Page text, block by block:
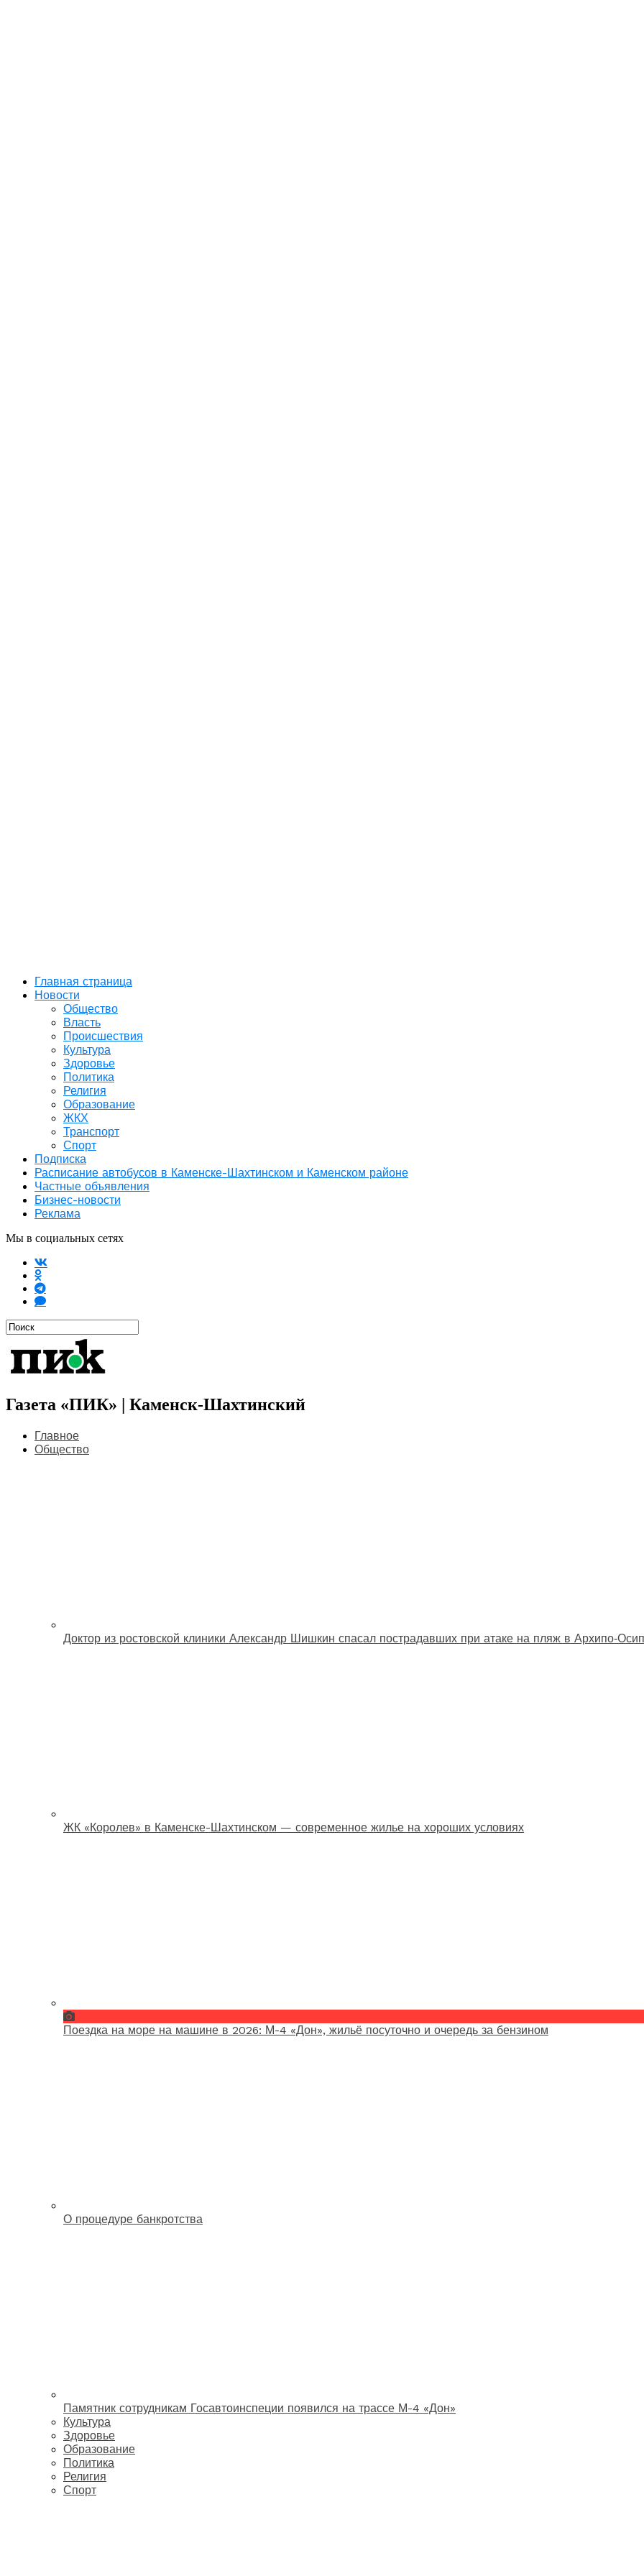
Главная страница
Новости
Общество
Власть
Происшествия
Культура
Здоровье
Политика
Религия
Образование
ЖКХ
Транспорт
Спорт
Подписка
Расписание автобусов в Каменске-Шахтинском и Каменском районе
Частные объявления
Бизнес-новости
Реклама
Мы в социальных сетях
Газета «ПИК» | Каменск-Шахтинский
Главное
Общество
Доктор из ростовской клиники Александр Шишкин спасал пострадавших при атаке на пляж в
ЖК «Королев» в Каменске-Шахтинском — современное жилье на хороших условиях
Поездка на море на машине в 2026: М-4 «Дон», жильё посуточно и очередь за бензином
О процедуре банкротства
Памятник сотрудникам Госавтоинспеции появился на трассе М-4 «Дон»
Культура
Здоровье
Образование
Политика
Религия
Спорт